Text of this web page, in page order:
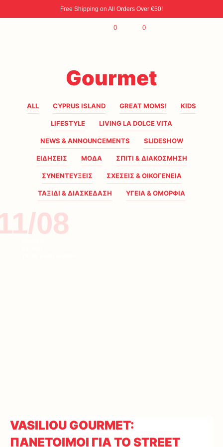
Free Shipping on All Orders Over €50!
0 0
Gourmet
ALL CYPRUS ISLAND GREAT MOMS! KIDS
LIFESTYLE LIVING LA DOLCE VITA
NEWS & ANNOUNCEMENTS SLIDESHOW
ΕΙΔΗΣΕΙΣ ΜΟΔΑ ΣΠΙΤΙ & ΔΙΑΚΟΣΜΗΣΗ
ΣΥΝΕΝΤΕΥΞΕΙΣ ΣΧΕΣΕΙΣ & ΟΙΚΟΓΕΝΕΙΑ
ΤΑΞΙΔΙ & ΔΙΑΣΚΕΔΑΣΗ ΥΓΕΙΑ & ΟΜΟΡΦΙΑ
08
VASILIOU GOURMET:
ΠΑΝΕΤΟΙΜΟΙ ΓΙΑ ΤΟ STREET